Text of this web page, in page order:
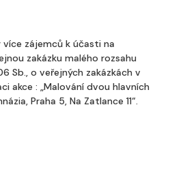
zájemců k účasti na
zakázku malého rozsahu
Sb., o veřejných zakázkách v
akce : „Malování dvou hlavních
Praha 5, Na Zatlance 11“.